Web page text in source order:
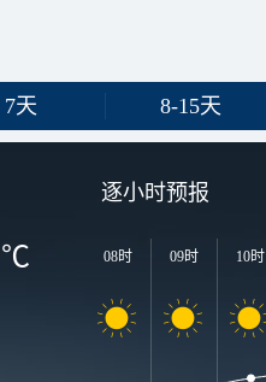
7天 8-15天
℃
逐小时预报
08时 09时 10时